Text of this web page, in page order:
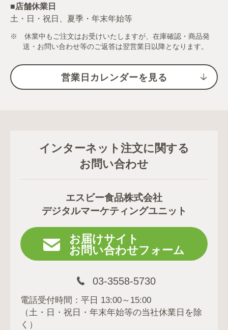
■店舗休業日
土・日・祝日、夏季・年末年始等
※ 休業中もご注文はお受けいたしますが、在庫確認・商品発
送・お問い合わせ等のご返答は翌営業日以降となります。
営業日カレンダーを見る
インターネット注文に関する
お問い合わせ
エスビー食品株式会社
デジタルマーケティングユニット
お届けサイト
お問い合わせフォーム
03-3558-5730
電話受付時間：平日 13:00～15:00
（土・日・祝日・年末年始等の当社休業日を除
く）